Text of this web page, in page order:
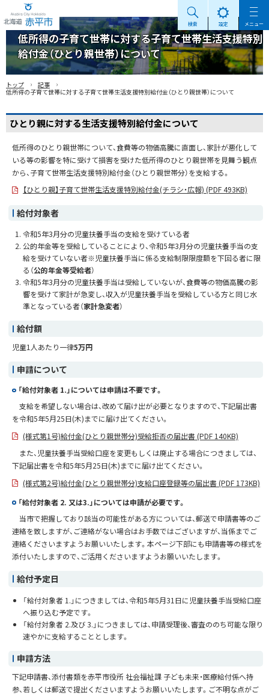
Akabira City Hokkaido 北海道 赤平市
検索 設定 メニュー
低所得の子育て世帯に対する子育て世帯生活支援特別
給付金（ひとり親世帯）について
トップ › 記事
›
低所得の子育て世帯に対する子育て世帯生活支援特別給付金（ひとり親世帯）について
ひとり親に対する生活支援特別給付金について
低所得のひとり親世帯について、食費等の物価高騰に直面し、家計が悪化して
いる等の影響を特に受けて損害を受けた低所得のひとり親世帯を見舞う観点
から、子育て世帯生活支援特別給付金（ひとり親世帯分）を支給する。
【ひとり親】子育て世帯生活支援特別給付金(チラシ・広報) (PDF 493KB)
給付対象者
令和5年3月分の児童扶養手当の支給を受けている者
公的年金等を受給していることにより、令和5年3月分の児童扶養手当の支
給を受けていない者※児童扶養手当に係る支給制限限度額を下回る者に限
る（公的年金等受給者）
令和5年3月分の児童扶養手当は受給していないが、食費等の物価高騰の影
響を受けて家計が急変し、収入が児童扶養手当を受給している方と同じ水
準となっている者（家計急変者）
給付額
児童1人あたり一律5万円
申請について
「給付対象者 1.」については申請は不要です。
支給を希望しない場合は、改めて届け出が必要となりますので、下記届出書
を令和5年5月25日(木)までに届け出てください。
(様式第1号)給付金(ひとり親世帯分)受給拒否の届出書 (PDF 140KB)
また、児童扶養手当受給口座を変更もしくは廃止する場合につきましては、
下記届出書を令和5年5月25日(木)までに届け出てください。
(様式第2号)給付金(ひとり親世帯分)支給口座登録等の届出書 (PDF 173KB)
「給付対象者 2. 又は3.」については申請が必要です。
当市で把握しており該当の可能性がある方については、郵送で申請書等のご
連絡を致しますが、ご連絡がない場合はお手数ではございますが、当係までご
連絡くださいますようお願いいたします。本ページ下部にも申請書等の様式を
添付いたしますので、ご活用くださいますようお願いいたします。
給付予定日
「給付対象者 1.」につきましては、令和5年5月31日に児童扶養手当受給口座
へ振り込む予定です。
「給付対象者 2.及び 3.」につきましては、申請受理後、審査ののち可能な限り
速やかに支給することとします。
申請方法
下記申請書、添付書類を赤平市役所 社会福祉課 子ども未来・医療給付係へ持
参、若しくは郵送で提出くださいますようお願いいたします。ご不明な点がご